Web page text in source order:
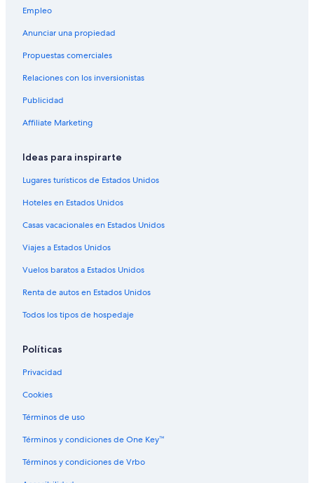
Empleo
Anunciar una propiedad
Propuestas comerciales
Relaciones con los inversionistas
Publicidad
Affiliate Marketing
Ideas para inspirarte
Lugares turísticos de Estados Unidos
Hoteles en Estados Unidos
Casas vacacionales en Estados Unidos
Viajes a Estados Unidos
Vuelos baratos a Estados Unidos
Renta de autos en Estados Unidos
Todos los tipos de hospedaje
Políticas
Privacidad
Cookies
Términos de uso
Términos y condiciones de One Key™
Términos y condiciones de Vrbo